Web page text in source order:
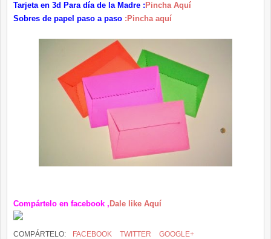
Tarjeta en 3d Para día de la Madre : Pincha Aquí
Sobres de papel paso a paso :Pincha aquí
Compártelo en facebook , Dale like Aquí
COMPÁRTELO: FACEBOOK TWITTER GOOGLE+